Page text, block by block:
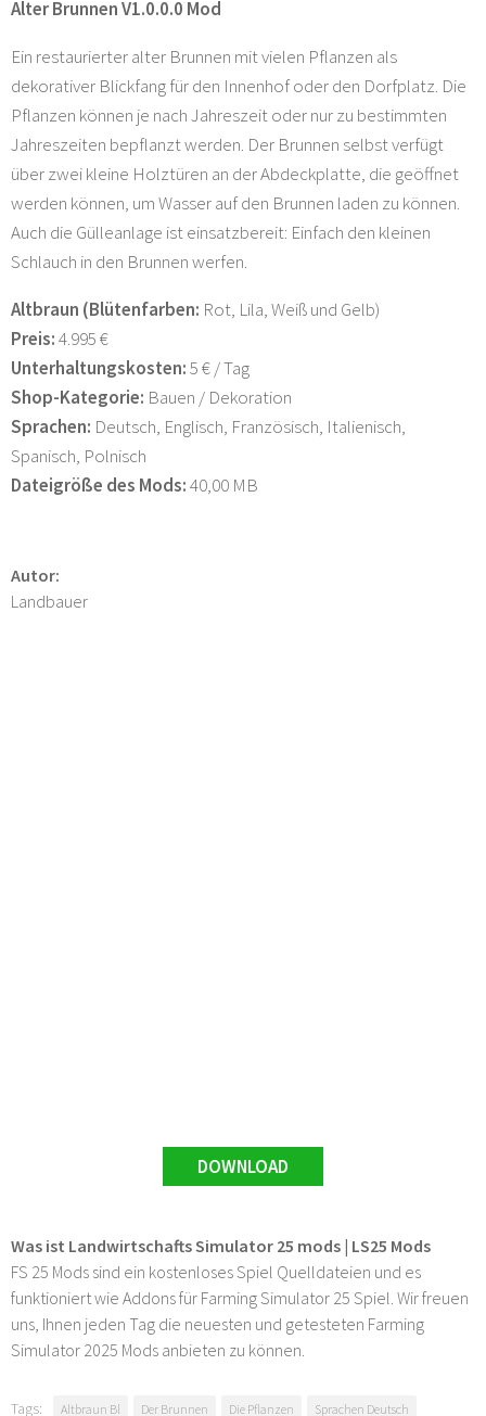
Alter Brunnen V1.0.0.0 Mod
Ein restaurierter alter Brunnen mit vielen Pflanzen als
dekorativer Blickfang für den Innenhof oder den Dorfplatz. Die
Pflanzen können je nach Jahreszeit oder nur zu bestimmten
Jahreszeiten bepflanzt werden. Der Brunnen selbst verfügt
über zwei kleine Holztüren an der Abdeckplatte, die geöffnet
werden können, um Wasser auf den Brunnen laden zu können.
Auch die Gülleanlage ist einsatzbereit: Einfach den kleinen
Schlauch in den Brunnen werfen.
Altbraun (Blütenfarben: Rot, Lila, Weiß und Gelb)
Preis:4.995 €
Unterhaltungskosten:5 € / Tag
Shop-Kategorie: Bauen / Dekoration
Sprachen: Deutsch, Englisch, Französisch, Italienisch,
Spanisch, Polnisch
Dateigröße des Mods:40,00 MB
Autor:
Landbauer
DOWNLOAD
Was ist Landwirtschafts Simulator 25 mods | LS25 Mods
FS 25 Mods sind ein kostenloses Spiel Quelldateien und es
funktioniert wie Addons für Farming Simulator 25 Spiel. Wir freuen
uns, Ihnen jeden Tag die neuesten und getesteten Farming
Simulator 2025 Mods anbieten zu können.
Tags: Altbraun Bl Der Brunnen Die Pflanzen Sprachen Deutsch